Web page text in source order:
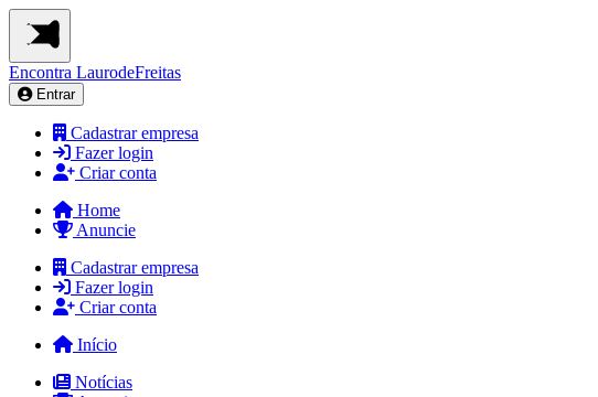
Encontra LaurodeFreitas
Entrar
Cadastrar empresa
Fazer login
Criar conta
Home
Anuncie
Cadastrar empresa
Fazer login
Criar conta
Início
Notícias